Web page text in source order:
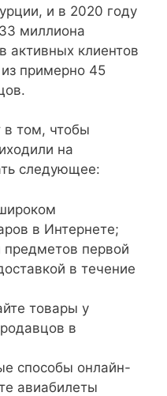
и в 2020 году
миллиона
активных клиентов
примерно 45
в том, чтобы
на
следующее:
в Интернете;
предметов первой
в ​​течение
товары у
в
способы онлайн-
авиабилеты